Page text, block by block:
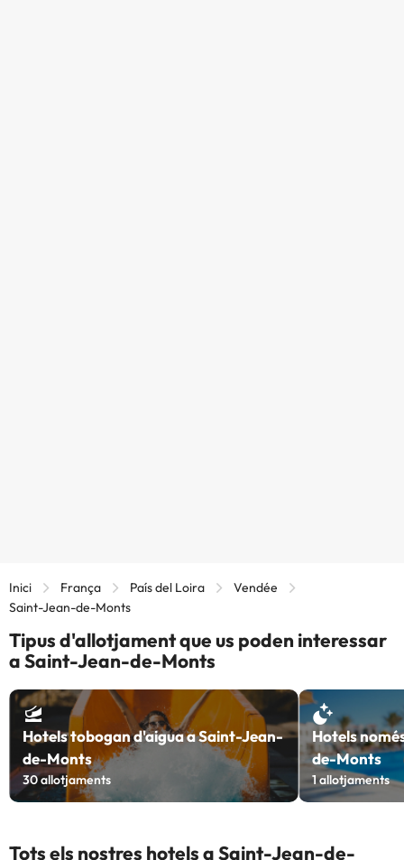
Inici França País del Loira
Vendée
Saint-Jean-de-Monts
Tipus d'allotjament que us poden interessar
a Saint-Jean-de-Monts
Hotels tobogan d'aigua a Saint-Jean-
de-Monts
30allotjaments
Hotels
de-Monts
1allotjaments
Tots els nostres hotels a Saint-Jean-de-